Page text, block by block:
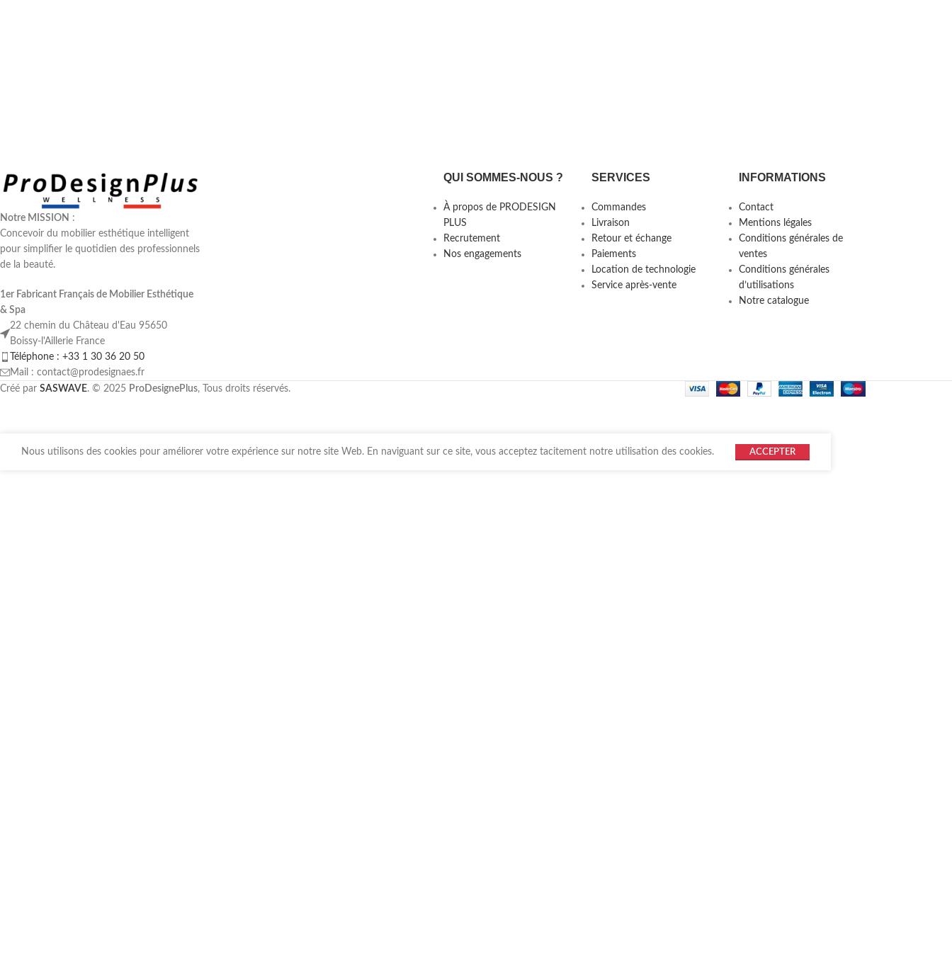
Notre MISSION :
Concevoir du mobilier esthétique intelligent
pour simplifier le quotidien des professionnels
de la beauté.
1er Fabricant Français de Mobilier Esthétique
& Spa
22 chemin du Château d'Eau 95650
Boissy-l'Aillerie France
Téléphone : +33 1 30 36 20 50
Mail : contact@prodesignaes.fr
QUI SOMMES-NOUS ?
À propos de PRODESIGN
PLUS
Recrutement
Nos engagements
SERVICES
Commandes
Livraison
Retour et échange
Paiements
Location de technologie
Service après-vente
INFORMATIONS
Contact
Mentions légales
Conditions générales de
ventes
Conditions générales
d’utilisations
Notre catalogue
Créé par SASWAVE. © 2025 ProDesignePlus, Tous droits réservés.
Nous utilisons des cookies pour améliorer votre expérience sur notre site Web. En naviguant sur ce site, vous acceptez tacitement notre utilisation des cookies. ACCEPTER